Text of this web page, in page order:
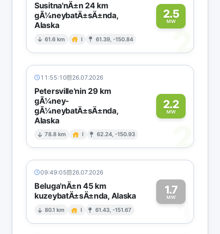
Susitna'nÄ±n 24 km
gÃ¼neybatÄ±sÄ±nda,
Alaska
61.6 km I 61.39, -150.84
2.5
MW
2
11:55:10 26.07.2026
Petersville'nin 29 km
gÃ¼ney-
gÃ¼neybatÄ±sÄ±nda,
Alaska
78.8 km I 62.24, -150.93
2.2
MW
2
09:49:05 26.07.2026
Beluga'nÄ±n 45 km
kuzeybatÄ±sÄ±nda, Alaska
80.1 km I 61.43, -151.67
1.7
MW1